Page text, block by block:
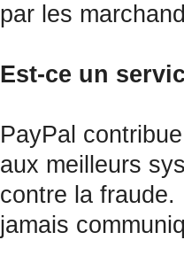
par les
Est-ce un
PayPal
aux meilleurs
contre la
jamais